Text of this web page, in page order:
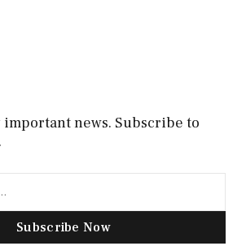
important news. Subscribe to
Subscribe Now